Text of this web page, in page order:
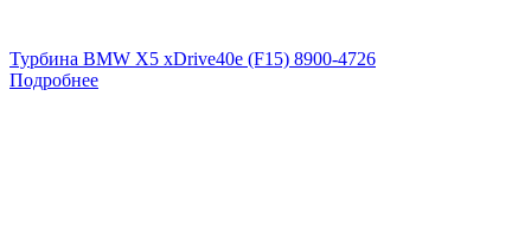
Турбина BMW X5 xDrive40e (F15) 8900-4726
Подробнее